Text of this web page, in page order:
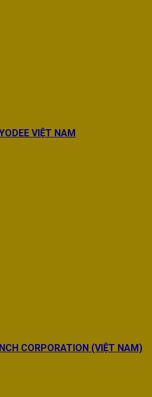
VIỆT NAM
CORPORATION (VIỆT NAM)